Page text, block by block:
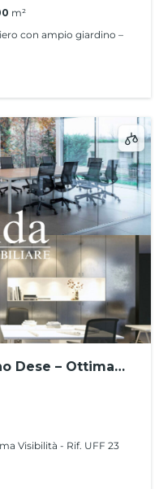
m²
con ampio giardino –
Dese – Ottima
Visibilità - Rif. UFF 23